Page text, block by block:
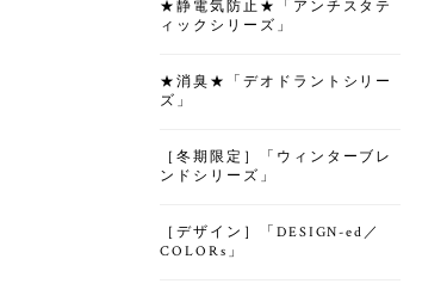
★静電気防止★「アンチスタテ
ィックシリーズ」
★消臭★「デオドラントシリー
ズ」
［冬期限定］「ウィンターブレ
ンドシリーズ」
［デザイン］「DESIGN-ed／
COLORs」